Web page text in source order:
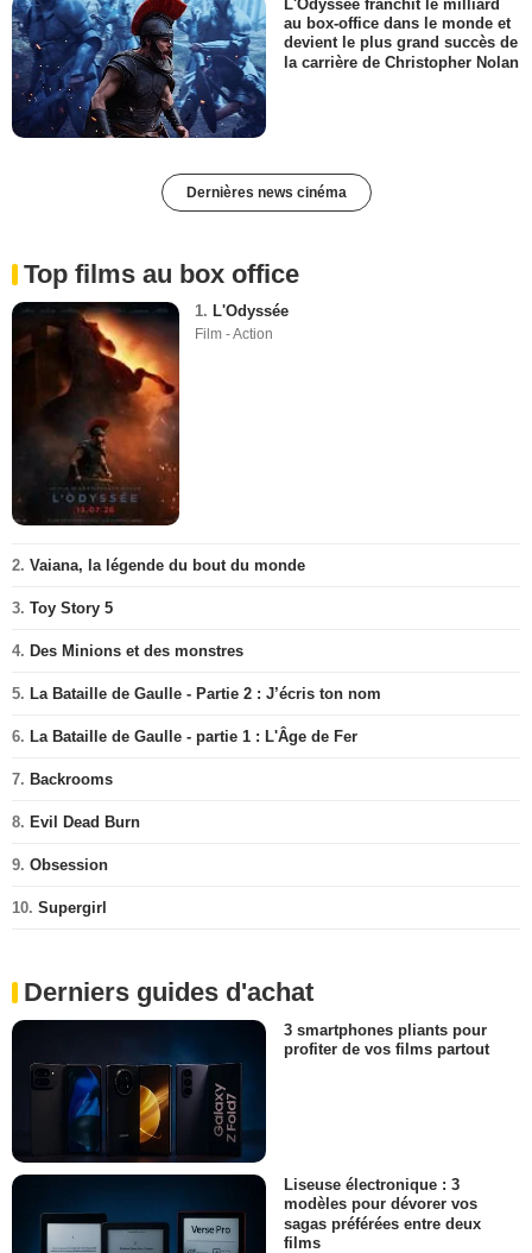
L'Odyssée franchit le milliard
au box-office dans le monde et
devient le plus grand succès de
la carrière de Christopher Nolan
Dernières news cinéma
Top films au box office
1. L'Odyssée
Film - Action
2. Vaiana, la légende du bout du monde
3. Toy Story 5
4. Des Minions et des monstres
5. La Bataille de Gaulle - Partie 2 : J’écris ton nom
6. La Bataille de Gaulle - partie 1 : L'Âge de Fer
7. Backrooms
8. Evil Dead Burn
9. Obsession
10. Supergirl
Derniers guides d'achat
3 smartphones pliants pour
profiter de vos films partout
Liseuse électronique : 3
modèles pour dévorer vos
sagas préférées entre deux
films